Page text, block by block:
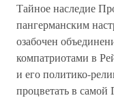
Тайное наследие
пангерманским
озабочен
компатриотами в
и его политико-
процветать в самой